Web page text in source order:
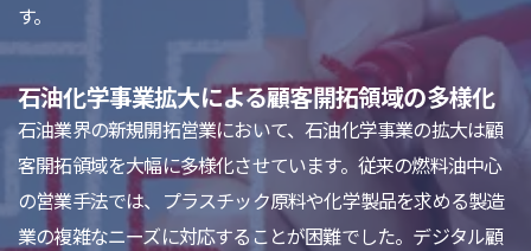
す。
石油化学事業拡大による顧客開拓領域の多様化
石油業界の新規開拓営業において、石油化学事業の拡大は顧
客開拓領域を大幅に多様化させています。従来の燃料油中心
の営業手法では、プラスチック原料や化学製品を求める製造
業の複雑なニーズに対応することが困難でした。デジタル顧